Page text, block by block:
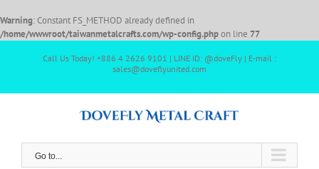
Warning: Constant FS_METHOD already defined in
/home/wwwroot/taiwanmetalcrafts.com/wp-config.phpon line 77
Call Us Today! +886 4 2626 9101 | LINE ID: @doveFly | E-mail :
sales@doveflyunited.com
Go to...